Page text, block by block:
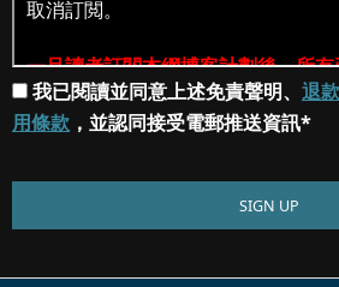
我已閱讀並同意上述免責聲明、 退
用條款 ，並認同接受電郵推送資訊*